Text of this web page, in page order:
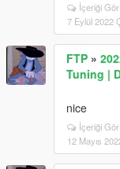
İçeriği Gör
7 Eylül 2022
FTP »
Tuning |
nice
İçeriği Gör
12 Mayıs